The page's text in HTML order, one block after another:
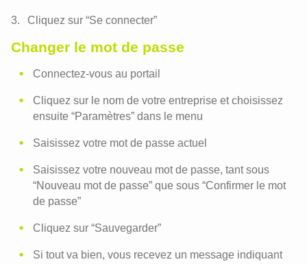
Cliquez sur “Se connecter”
Changer le mot de passe
Connectez-vous au portail
Cliquez sur le nom de votre entreprise et choisissez
ensuite “Paramètres” dans le menu
Saisissez votre mot de passe actuel
Saisissez votre nouveau mot de passe, tant sous
“Nouveau mot de passe” que sous “Confirmer le mot
de passe”
Cliquez sur “Sauvegarder”
Si tout va bien, vous recevez un message indiquant